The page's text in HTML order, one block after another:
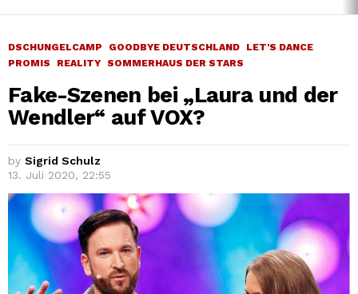
DSCHUNGELCAMP GOODBYE DEUTSCHLAND
LET'S DANCE
PROMIS
REALITY SOMMERHAUS DER STARS
Fake-Szenen bei „Laura und der
Wendler“ auf VOX?
by Sigrid Schulz
13. Juli 2020, 22:55